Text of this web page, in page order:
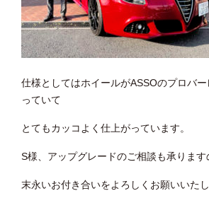
仕様としてはホイールがASSOのプロバ
っていて
とてもカッコよく仕上がっています。
S様、アップグレードのご相談も承ります
末永いお付き合いをよろしくお願いいたし